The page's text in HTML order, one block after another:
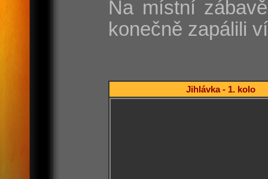
Na místní
konečně zapálili
Jihlávka - 1. kolo